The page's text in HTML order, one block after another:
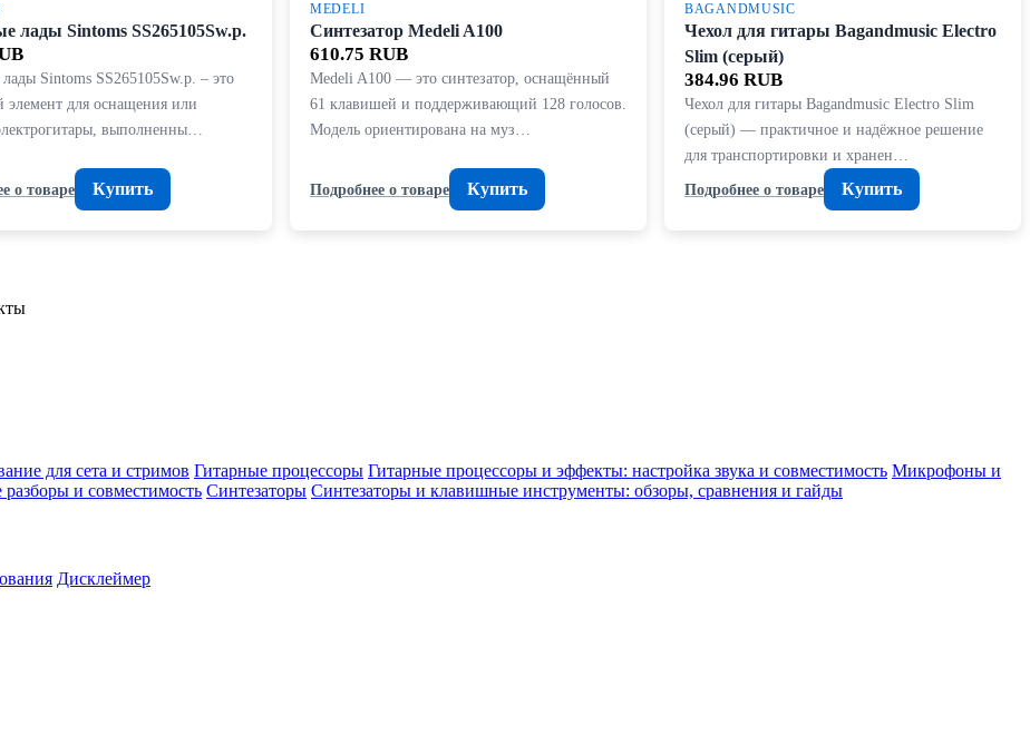
лады Sintoms SS265105Sw.p.
Sintoms SS265105Sw.p. – это
элемент для оснащения или
выполненны…
о товаре Купить
MEDELI
Синтезатор Medeli A100
610.75 RUB
Medeli A100 — это синтезатор, оснащённый
61 клавишей и поддерживающий 128 голосов.
Модель ориентирована на муз…
Подробнее о товаре Купить
BAGANDMUSIC
Чехол для гитары Bagandmusic Electro
Slim (серый)
384.96 RUB
Чехол для гитары Bagandmusic Electro Slim
(серый) — практичное и надёжное решение
для транспортировки и хранен…
Подробнее о товаре
Купить
для сета и стримов Гитарные процессоры Гитарные процессоры и эффекты: настройка звука и совместимость Микрофоны и
и совместимость Синтезаторы Синтезаторы и клавишные инструменты: обзоры, сравнения и гайды
Дисклеймер